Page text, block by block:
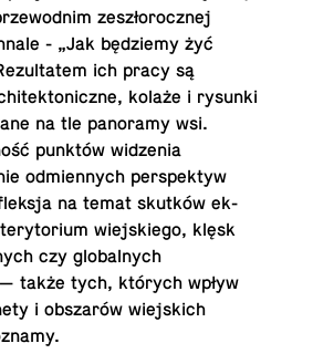
zeszłorocznej
- „Jak będziemy żyć
ich pracy są
kolaże i rysunki
na tle panoramy wsi.
punktów widzenia
odmi­en­nych per­spek­tyw
na temat skutków ek­
wiejskiego, klęsk
czy glob­al­nych
także tych, których wpływ
i obszarów wiejs­kich